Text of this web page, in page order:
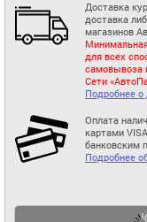
Доставка
доставка
магазинов
для всех
самовывоза
Сети
Подробнее о
Оплата
картами
банковским
Подробнее